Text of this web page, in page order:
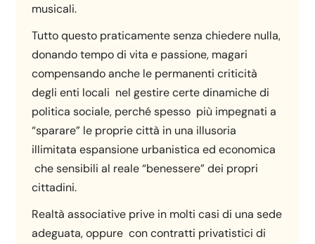
musicali.
Tutto questo praticamente senza chiedere nulla,
donando tempo di vita e passione, magari
compensando anche le permanenti criticità
degli enti locali nel gestire certe dinamiche di
politica sociale, perché spesso più impegnati a
“sparare” le proprie città in una illusoria
illimitata espansione urbanistica ed economica
che sensibili al reale “benessere” dei propri
cittadini.
Realtà associative prive in molti casi di una sede
adeguata, oppure con contratti privatistici di